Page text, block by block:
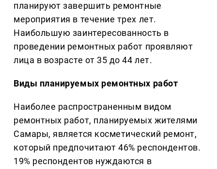
планируют завершить ремонтные
мероприятия в течение трех лет.
Наибольшую заинтересованность в
проведении ремонтных работ проявляют
лица в возрасте от 35 до 44 лет.
Виды планируемых ремонтных работ
Наиболее распространенным видом
ремонтных работ, планируемых жителями
Самары, является косметический ремонт,
который предпочитают 46% респондентов.
19% респондентов нуждаются в